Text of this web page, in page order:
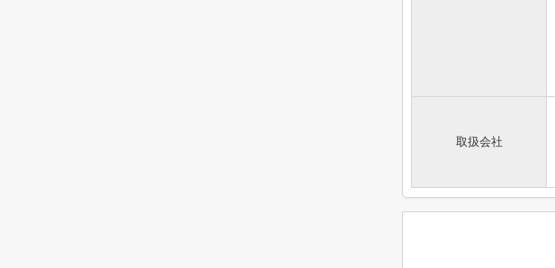
取扱会社